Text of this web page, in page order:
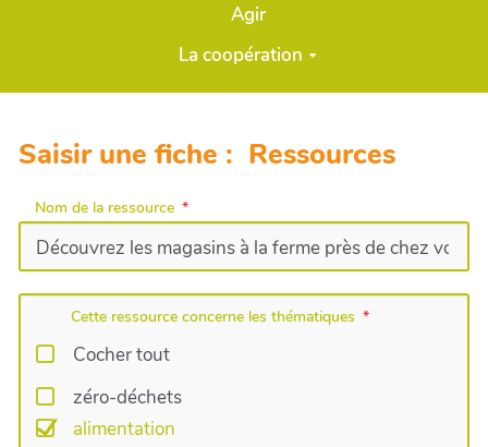
Agir
La coopération
Saisir une fiche : Ressources
Nom de la ressource
Cette ressource concerne les thématiques
Cocher tout
zéro-déchets
alimentation